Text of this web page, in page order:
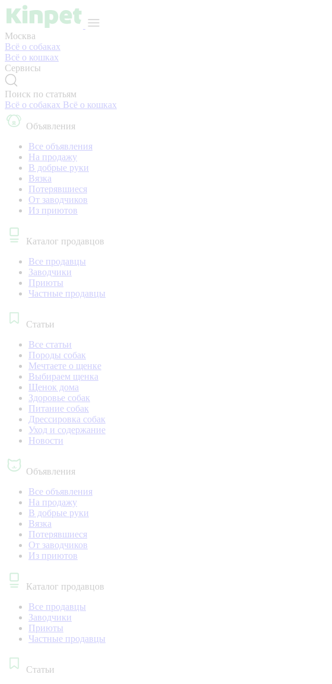
Москва
Всё о собаках
Всё о кошках
Сервисы
Поиск по статьям
Всё о собаках Всё о кошках
Объявления
Все объявления
На продажу
В добрые руки
Вязка
Потерявшиеся
От заводчиков
Из приютов
Каталог продавцов
Все продавцы
Заводчики
Приюты
Частные продавцы
Статьи
Все статьи
Породы собак
Мечтаете о щенке
Выбираем щенка
Щенок дома
Здоровье собак
Питание собак
Дрессировка собак
Уход и содержание
Новости
Объявления
Все объявления
На продажу
В добрые руки
Вязка
Потерявшиеся
От заводчиков
Из приютов
Каталог продавцов
Все продавцы
Заводчики
Приюты
Частные продавцы
Статьи